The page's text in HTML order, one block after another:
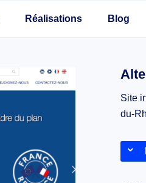
Réalisations Blog
Site
du-